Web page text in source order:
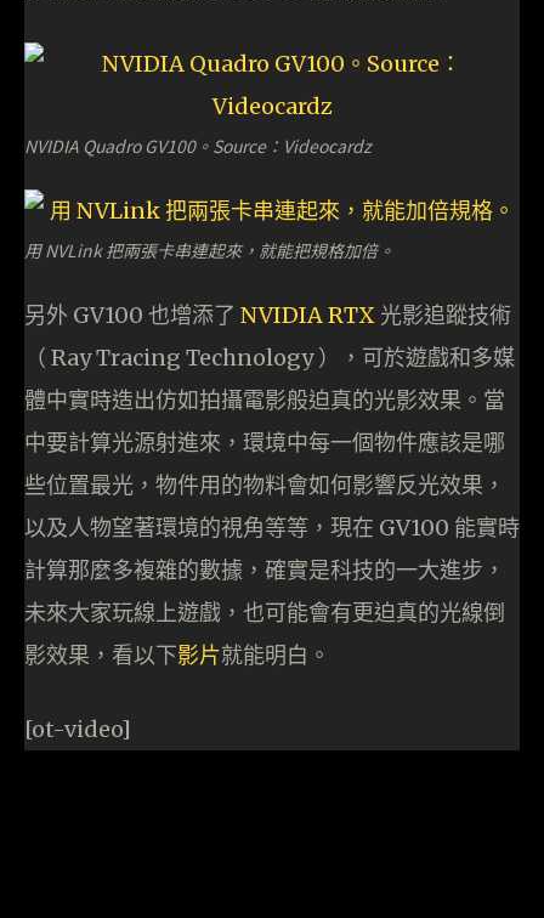
NVIDIA Quadro GV100。Source：Videocardz
用 NVLink 把兩張卡串連起來，就能把規格加倍。
另外 GV100 也增添了 NVIDIA RTX 光影追蹤技術
（ Ray Tracing Technology ），可於遊戲和多媒
體中實時造出仿如拍攝電影般迫真的光影效果。當
中要計算光源射進來，環境中每一個物件應該是哪
些位置最光，物件用的物料會如何影響反光效果，
以及人物望著環境的視角等等，現在 GV100 能實時
計算那麼多複雜的數據，確實是科技的一大進步，
未來大家玩線上遊戲，也可能會有更迫真的光線倒
影效果，看以下影片就能明白。
[ot-video]